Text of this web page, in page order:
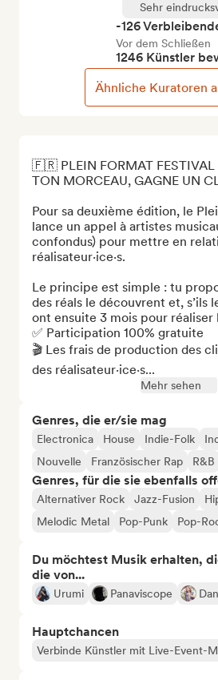
🇫🇷 PLEIN FORMAT FESTIVAL
TON MORCEAU, GAGNE UN
Pour sa deuxième édition, le
lance un appel à artistes
confondus) pour mettre en
réalisateur·ice·s.
Le principe est simple : tu
des réals le découvrent et, s’ils
ont ensuite 3 mois pour réaliser
✅ Participation 100% gratuite
🎬 Les frais de production des
des réalisateur·ice·s...
Mehr sehen
Genres, die er/sie mag
Electronica House Indie-Folk
Nouvelle
Französischer Rap R&B
Genres, für die sie ebenfalls
Alternativer Rock Jazz-Fusion
Melodic Metal
Pop-Punk Pop-
Du möchtest Musik erhalten,
die von...
Urumi Panaviscope
Hauptchancen
Verbinde Künstler mit Live-Event-
Sehr
-126
Vor dem Schließen
1246 Künstler
Ähnliche Kuratoren